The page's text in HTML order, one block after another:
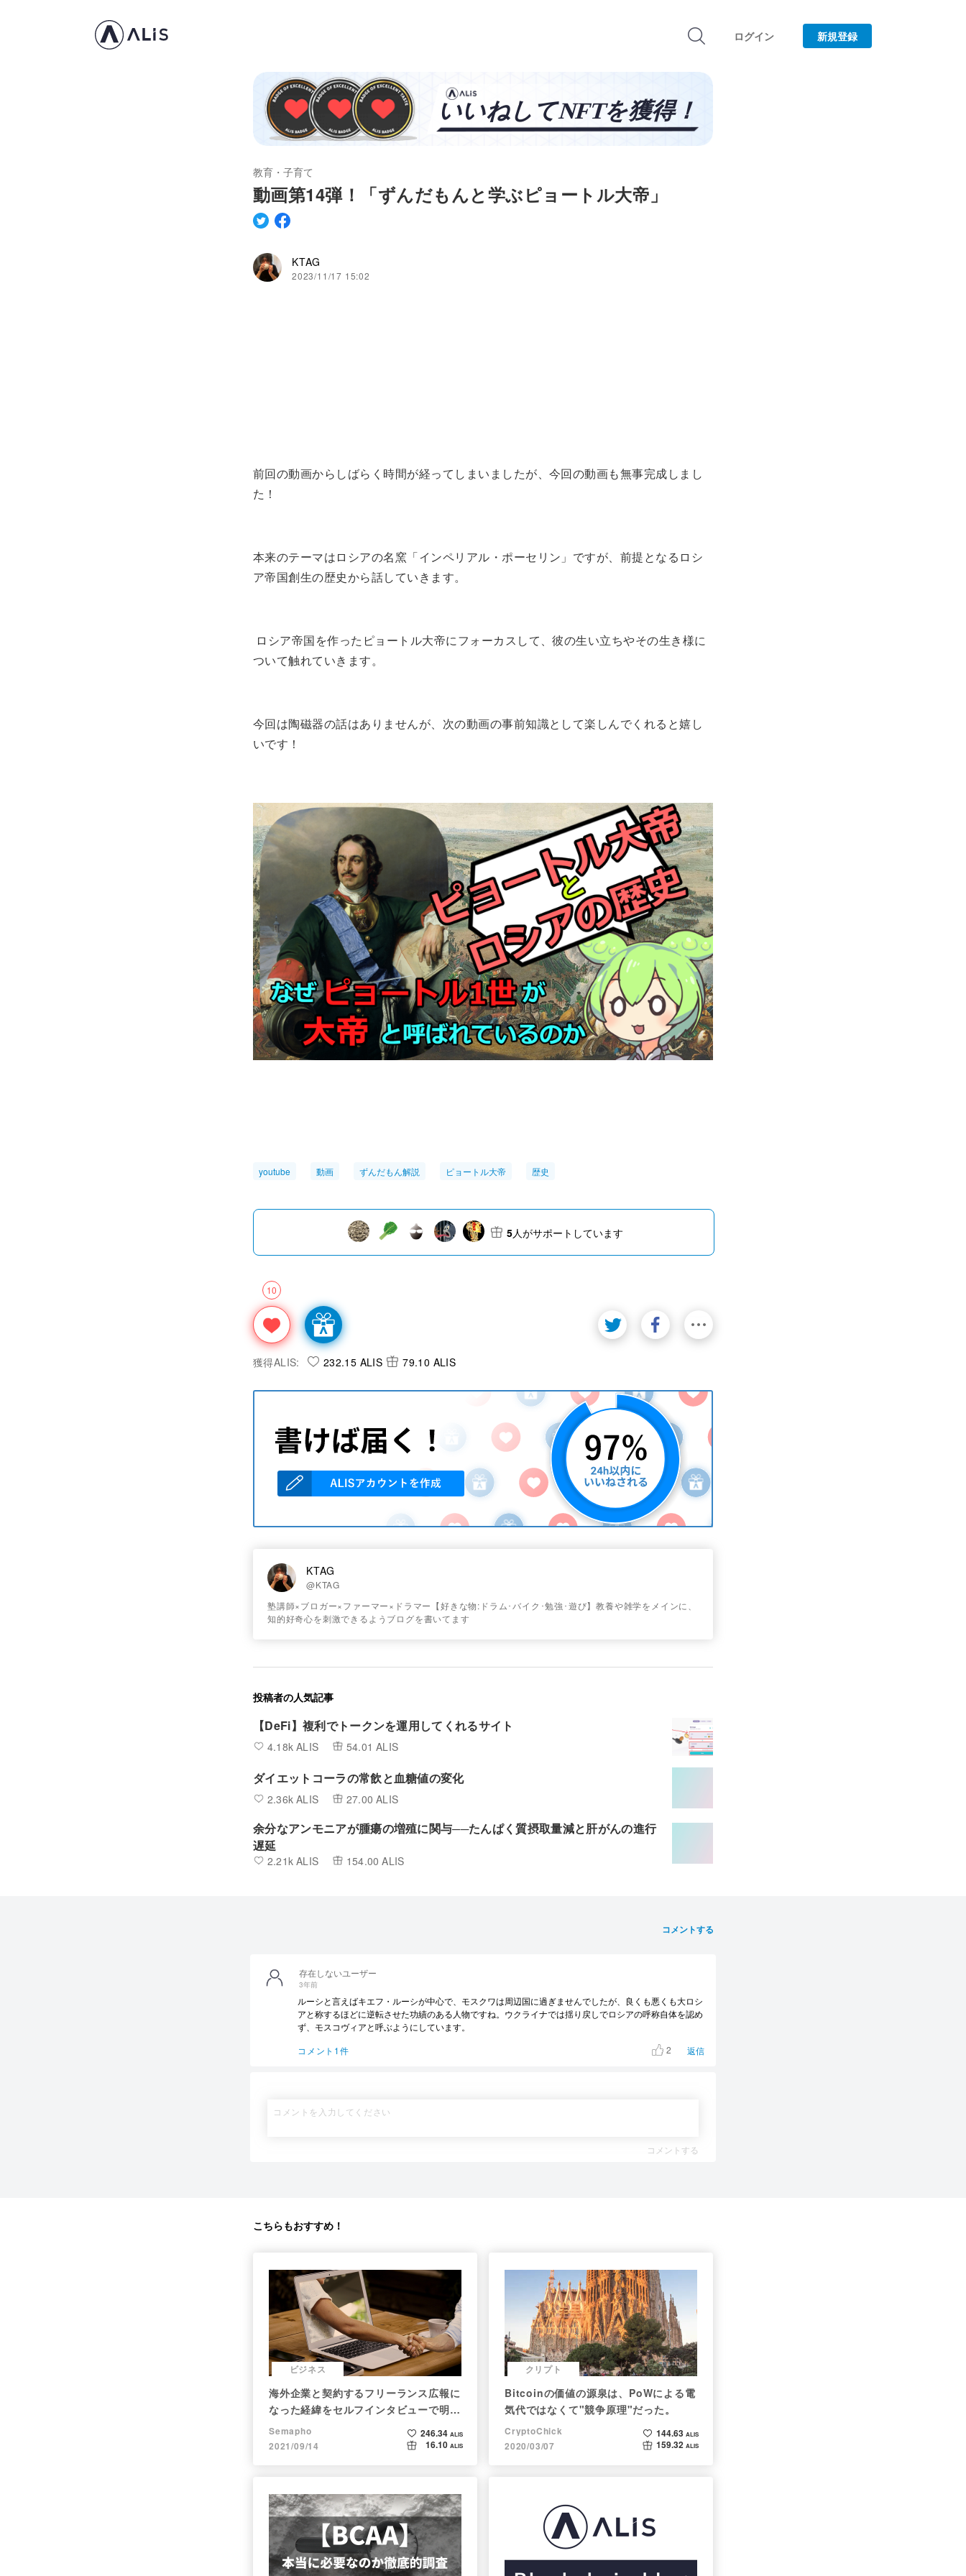
ログイン 新規登録
教育・子育て
動画第14弾！「ずんだもんと学ぶピョートル大帝」
KTAG
2023/11/17 15:02
前回の動画からしばらく時間が経ってしまいましたが、今回の動画も無事完成しまし
た！
本来のテーマはロシアの名窯「インペリアル・ポーセリン」ですが、前提となるロシ
ア帝国創生の歴史から話していきます。
ロシア帝国を作ったピョートル大帝にフォーカスして、彼の生い立ちやその生き様に
ついて触れていきます。
今回は陶磁器の話はありませんが、次の動画の事前知識として楽しんでくれると嬉し
いです！
youtube 動画 ずんだもん解説 ピョートル大帝 歴史
10
5人がサポートしています
獲得ALIS: 232.15 ALIS 79.10 ALIS
KTAG
@KTAG
塾講師×ブロガー×ファーマー×ドラマー【好きな物:ドラム･バイク･勉強･遊び】教養や雑学をメインに、
知的好奇心を刺激できるようブログを書いてます
投稿者の人気記事
【DeFi】複利でトークンを運用してくれるサイト
4.18k ALIS 54.01 ALIS
ダイエットコーラの常飲と血糖値の変化
2.36k ALIS 27.00 ALIS
余分なアンモニアが腫瘍の増殖に関与──たんぱく質摂取量減と肝がんの進行
遅延
2.21k ALIS 154.00 ALIS
コメントする
存在しないユーザー
3年前
ルーシと言えばキエフ・ルーシが中心で、モスクワは周辺国に過ぎませんでしたが、良くも悪くも大ロシ
アと称するほどに逆転させた功績のある人物ですね。ウクライナでは揺り戻しでロシアの呼称自体を認め
ず、モスコヴィアと呼ぶようにしています。
コメント1件
2 返信
コメントする
こちらもおすすめ！
ビジネス
海外企業と契約するフリーランス広報に
なった経緯をセルフインタビューで明か
す！
Semapho
2021/09/14
246.34 ALIS
16.10 ALIS
クリプト
Bitcoinの価値の源泉は、PoWによる電
気代ではなくて"競争原理"だった。
CryptoChick
2020/03/07
144.63 ALIS
159.32 ALIS